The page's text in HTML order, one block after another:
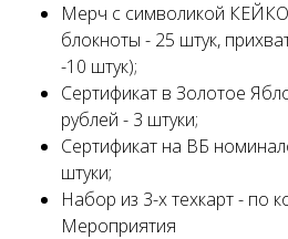
Мерч с символикой КЕЙКО
блокноты - 25 штук,
-10 штук);
Сертификат в Золотое
рублей - 3 штуки;
Сертификат на ВБ
штуки;
Набор из 3-х техкарт - по
Мероприятия